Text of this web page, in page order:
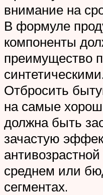
внимание на
В формуле
компоненты
преимущество
Отбросить
на самые
должна быть
зачастую
среднем или
сегментах.